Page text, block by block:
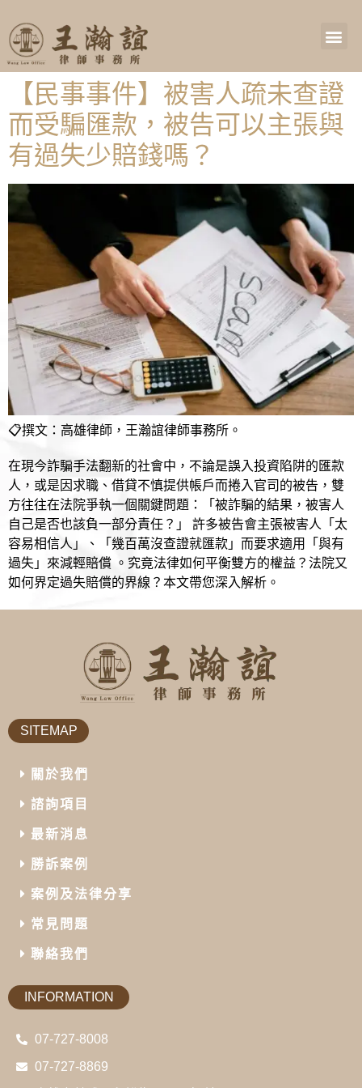
【民事事件】被害人疏未查證
而受騙匯款，被告可以主張與
有過失少賠錢嗎？
📋撰文：高雄律師，王瀚誼律師事務所。
在現今詐騙手法翻新的社會中，不論是誤入投資陷阱的匯款
人，或是因求職、借貸不慎提供帳戶而捲入官司的被告，雙
方往往在法院爭執一個關鍵問題：「被詐騙的結果，被害人
自己是否也該負一部分責任？」 許多被告會主張被害人「太
容易相信人」、「幾百萬沒查證就匯款」而要求適用「與有
過失」來減輕賠償 。究竟法律如何平衡雙方的權益？法院又
如何界定過失賠償的界線？本文帶您深入解析。
SITEMAP
關於我們
諮詢項目
最新消息
勝訴案例
案例及法律分享
常見問題
聯絡我們
INFORMATION
07-727-8008
07-727-8869